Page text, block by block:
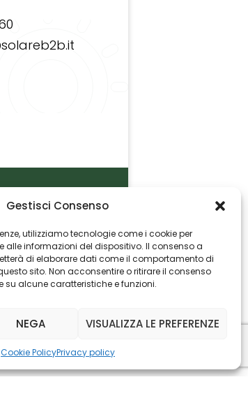
Gestisci Consenso
utilizziamo tecnologie come i cookie per
alle informazioni del dispositivo. Il consenso a
di elaborare dati come il comportamento di
sito. Non acconsentire o ritirare il consenso
su alcune caratteristiche e funzioni.
NEGA VISUALIZZA LE PREFERENZE
Cookie PolicyPrivacy policy